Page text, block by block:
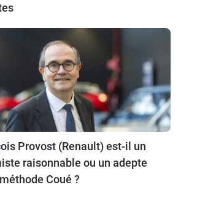
Provost (Renault) est-il un
raisonnable ou un adepte
Coué ?